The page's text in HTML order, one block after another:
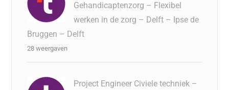
Gehandicaptenzorg – Flexibel
werken in de zorg – Delft – Ipse de
Bruggen – Delft
28 weergaven
Project Engineer Civiele techniek –